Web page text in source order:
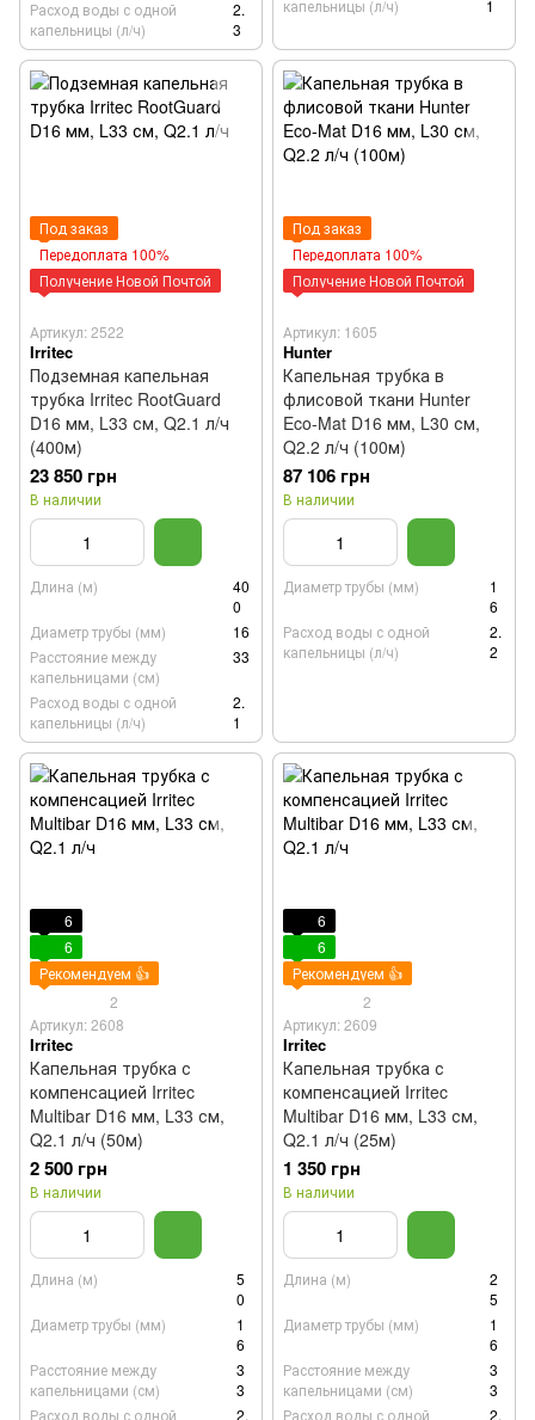
Расход воды с одной
капельницы (л/ч)
2.
3
капельницы (л/ч) 1
Под заказ
Передоплата 100%
Получение Новой Почтой
Артикул: 2522
Irritec
Подземная капельная
трубка Irritec RootGuard
D16 мм, L33 см, Q2.1 л/ч
(400м)
23 850 грн
В наличии
Длина (м)
40
0
Диаметр трубы (мм)
16
Расстояние между
капельницами (см)
33
Расход воды с одной
капельницы (л/ч)
2.
1
Под заказ
Передоплата 100%
Получение Новой Почтой
Артикул: 1605
Hunter
Капельная трубка в
флисовой ткани Hunter
Eco-Mat D16 мм, L30 см,
Q2.2 л/ч (100м)
87 106 грн
В наличии
Диаметр трубы (мм)
1
6
Расход воды с одной
капельницы (л/ч)
2.
2
6
6
Рекомендуем 👍
2
Артикул: 2608
Irritec
Капельная трубка с
компенсацией Irritec
Multibar D16 мм, L33 см,
Q2.1 л/ч (50м)
2 500 грн
В наличии
Длина (м)
5
0
Диаметр трубы (мм)
1
6
Расстояние между
капельницами (см)
3
3
Расход воды с одной
2.
6
6
Рекомендуем 👍
2
Артикул: 2609
Irritec
Капельная трубка с
компенсацией Irritec
Multibar D16 мм, L33 см,
Q2.1 л/ч (25м)
1 350 грн
В наличии
Длина (м)
2
5
Диаметр трубы (мм)
1
6
Расстояние между
капельницами (см)
3
3
Расход воды с одной
2.